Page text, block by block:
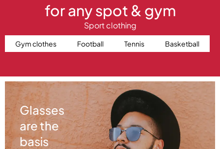
for any spot & gym
Sport clothing
Gym clothes Football Tennis Basketball
Glasses
are the
basis